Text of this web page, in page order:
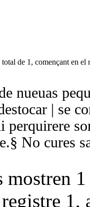
de 1, començant en el
nueuas
| se
perquirere
No cures
mostren
1,